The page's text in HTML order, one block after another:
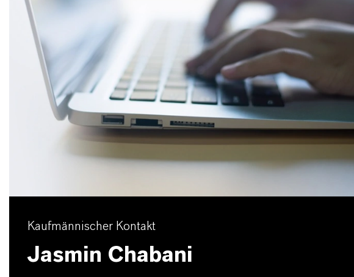
Kaufmännischer Kontakt
Jasmin Chabani